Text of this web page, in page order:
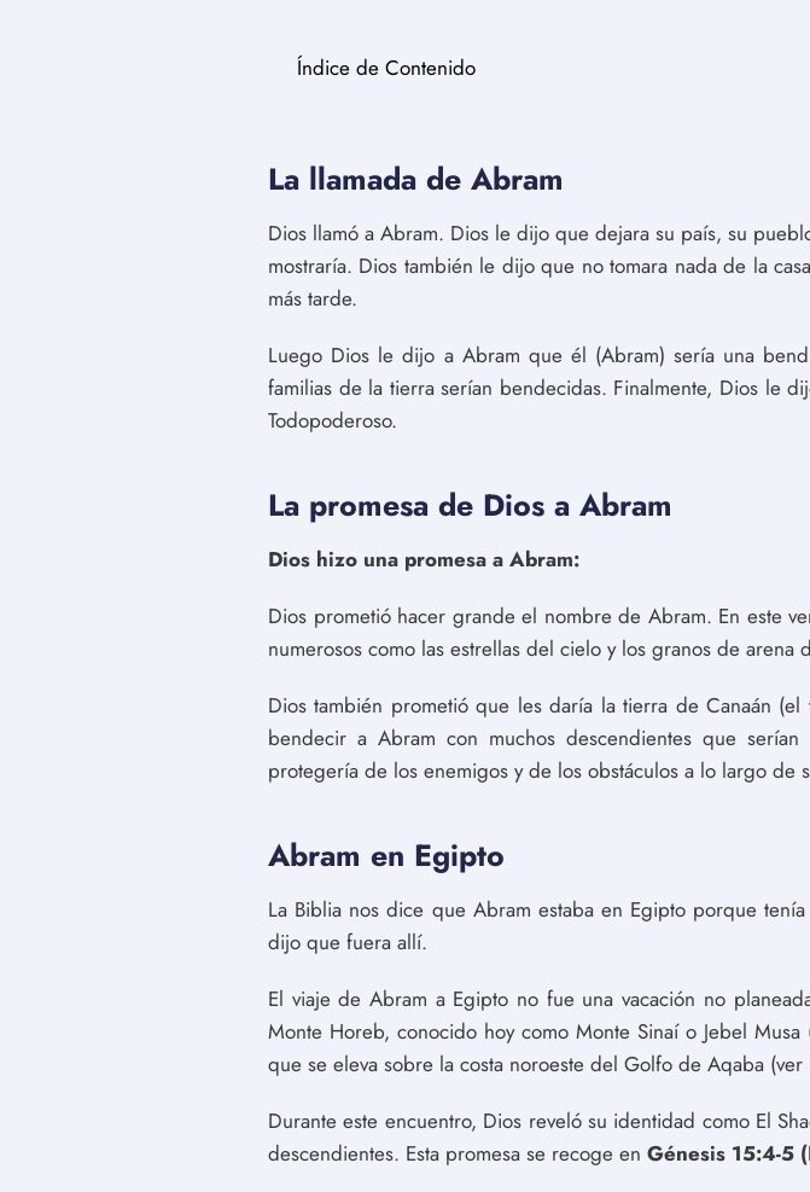
Índice de Contenido
La llamada de Abram
Dios llamó a Abram. Dios le dijo que dejara su país, su
mostraría. Dios también le dijo que no tomara nada de la
más tarde.
Luego Dios le dijo a Abram que él (Abram) sería una
familias de la tierra serían bendecidas. Finalmente, Dios le
Todopoderoso.
La promesa de Dios a Abram
Dios hizo una promesa a Abram:
Dios prometió hacer grande el nombre de Abram. En este
numerosos como las estrellas del cielo y los granos de arena
Dios también prometió que les daría la tierra de Canaán
bendecir a Abram con muchos descendientes que
protegería de los enemigos y de los obstáculos a lo largo de
Abram en Egipto
La Biblia nos dice que Abram estaba en Egipto porque
dijo que fuera allí.
El viaje de Abram a Egipto no fue una vacación no
Monte Horeb, conocido hoy como Monte Sinaí o Jebel
que se eleva sobre la costa noroeste del Golfo de Aqaba (ver
Durante este encuentro, Dios reveló su identidad como El
descendientes. Esta promesa se recoge en Génesis 15:4-5